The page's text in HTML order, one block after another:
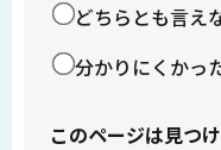
どちらとも言え
分かりにくかっ
このページは見つ